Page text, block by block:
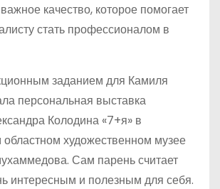
качество, которое помогает
стать профессионалом в
заданием для Камиля
персональная выставка
Колодина «7+я» в
художественном музее
Сам парень считает
интересным и полезным для себя.